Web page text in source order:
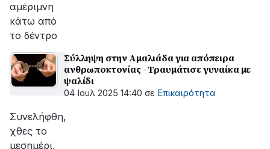
αμέριμνη
κάτω από
το δέντρο
Σύλληψη στην Αμαλιάδα για απόπειρα
ανθρωποκτονίας - Τραυμάτισε γυναίκα με
ψαλίδι
04 Ιουλ 2025 14:40 σε Επικαιρότητα
Συνελήφθη,
χθες το
μεσημέρι,